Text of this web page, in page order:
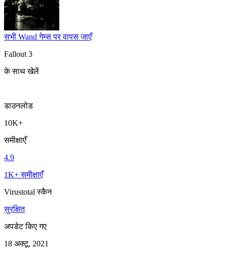
सभी Wand गेम्स पर वापस जाएँ
Fallout 3
के साथ खेलें
डाउनलोड
10K+
समीक्षाएँ
4.9
1K+ समीक्षाएँ
Virustotal स्कैन
सुरक्षित
अपडेट किए गए
18 अक्टू, 2021